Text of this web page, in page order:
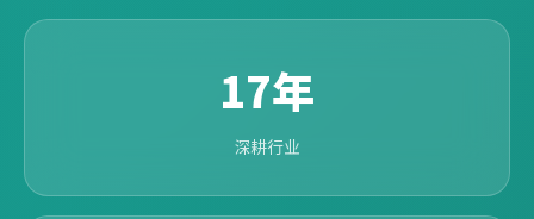
17年
深耕行业